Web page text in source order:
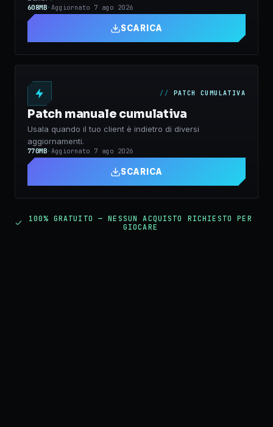
608MB· Aggiornato 7 ago 2026
SCARICA
PATCH CUMULATIVA
Patch manuale cumulativa
Usala quando il tuo client è indietro di diversi
aggiornamenti.
770MB· Aggiornato 7 ago 2026
SCARICA
100% GRATUITO — NESSUN ACQUISTO RICHIESTO PER
GIOCARE